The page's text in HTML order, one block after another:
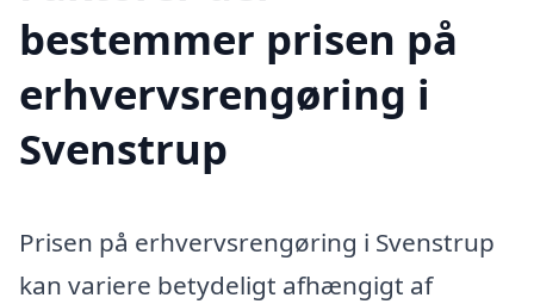
bestemmer prisen på
erhvervsrengøring i
Svenstrup
Prisen på erhvervsrengøring i Svenstrup
kan variere betydeligt afhængigt af